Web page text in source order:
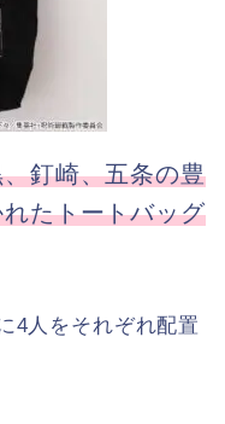
釘崎、五条の豊
たトートバッグ
4人をそれぞれ配置